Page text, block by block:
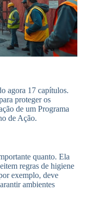
agora 17 capítulos.
proteger os
de um Programa
de Ação.
quanto. Ela
regras de higiene
exemplo, deve
ambientes